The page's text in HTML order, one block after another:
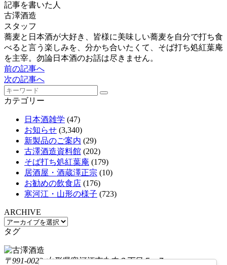
記事を書いた人
古澤酒造
スタッフ
蕎麦と日本酒が大好き、皆様に美味しい蕎麦を自分で打ち食
べると言う楽しみを、分かち合いたくて、そば打ち処紅葉庵
を主宰。勿論日本酒のお話は尽きません。
前の記事へ
次の記事へ
カテゴリー
日本酒雑学 (47)
お知らせ (3,340)
新製品のご案内 (29)
古澤酒造資料館 (202)
そば打ち処紅葉庵 (179)
居酒屋・酒蔵澤正宗 (10)
お勧めの飲食店 (176)
寒河江・山形の様子 (723)
ARCHIVE
タグ
〒991-0023 山形県寒河江市丸内３丁目５−７